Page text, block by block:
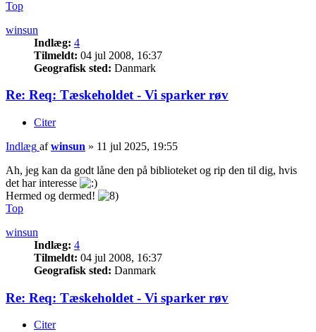
Top
winsun
Indlæg: 4
Tilmeldt: 04 jul 2008, 16:37
Geografisk sted: Danmark
Re: Req: Tæskeholdet - Vi sparker røv
Citer
Indlæg afwinsun » 11 jul 2025, 19:55
Ah, jeg kan da godt låne den på biblioteket og rip den til dig, hvis
det har interesse
Hermed og dermed!
Top
winsun
Indlæg: 4
Tilmeldt: 04 jul 2008, 16:37
Geografisk sted: Danmark
Re: Req: Tæskeholdet - Vi sparker røv
Citer